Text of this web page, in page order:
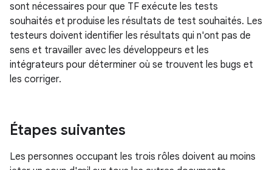
sont nécessaires pour que TF exécute les tests
souhaités et produise les résultats de test souhaités. Les
testeurs doivent identifier les résultats qui n'ont pas de
sens et travailler avec les développeurs et les
intégrateurs pour déterminer où se trouvent les bugs et
les corriger.
Étapes suivantes
Les personnes occupant les trois rôles doivent au moins